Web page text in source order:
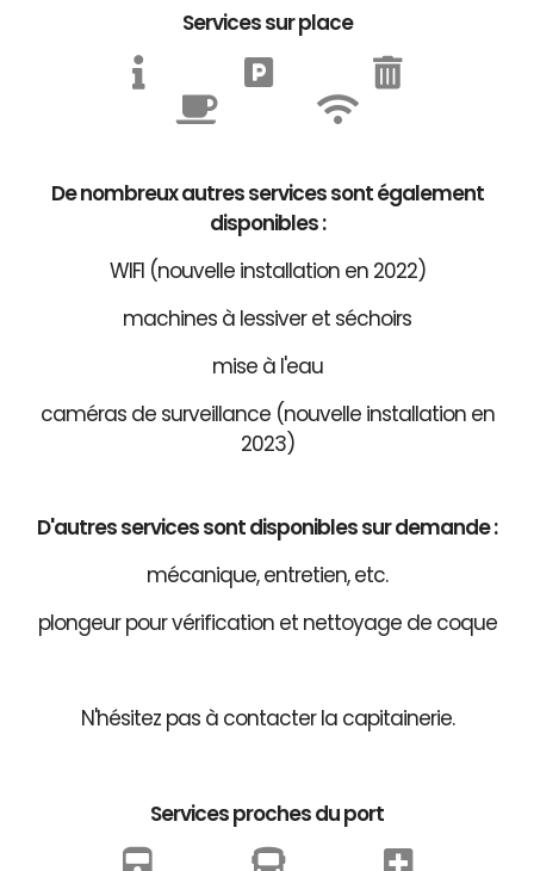
Services sur place
De nombreux autres services sont également
disponibles :
WIFI (nouvelle installation en 2022)
machines à lessiver et séchoirs
mise à l'eau
caméras de surveillance (nouvelle installation en
2023)
D'autres services sont disponibles sur demande :
mécanique, entretien, etc.
plongeur pour vérification et nettoyage de coque
N'hésitez pas à contacter la capitainerie.
Services proches du port